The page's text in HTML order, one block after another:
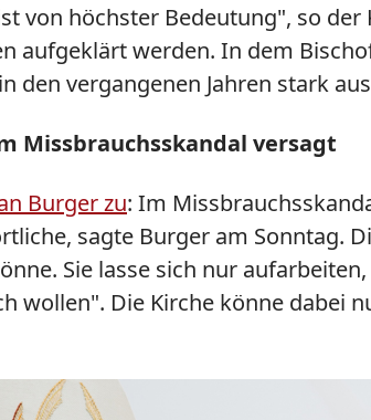
von höchster Bedeutung", so
aufgeklärt werden. In dem
den vergangenen Jahren stark
Missbrauchsskandal versagt
Burger zu: Im
sagte Burger am Sonntag.
Sie lasse sich nur
wollen". Die Kirche könne